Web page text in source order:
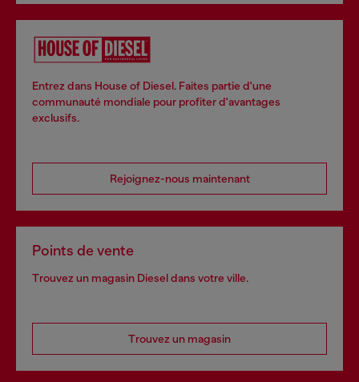
Entrez dans House of Diesel. Faites partie d'une
communauté mondiale pour profiter d'avantages
exclusifs.
Rejoignez-nous maintenant
Points de vente
Trouvez un magasin Diesel dans votre ville.
Trouvez un magasin